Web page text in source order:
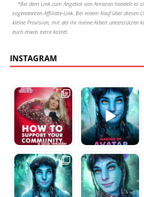
*Bei dem Link zum Angebot von Amazon handelt es
sogenannten Affiliate-Link. Bei einem Kauf über diesen
kleine Provision, mit der ihr meine Arbeit unterstützen
euch etwas extra kostet.
INSTAGRAM